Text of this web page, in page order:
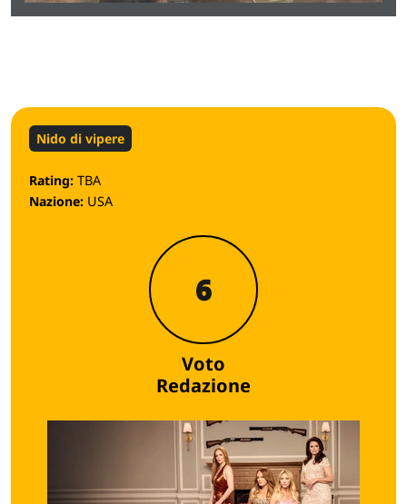
Nido di vipere
Rating: TBA
Nazione: USA
6
Voto
Redazione